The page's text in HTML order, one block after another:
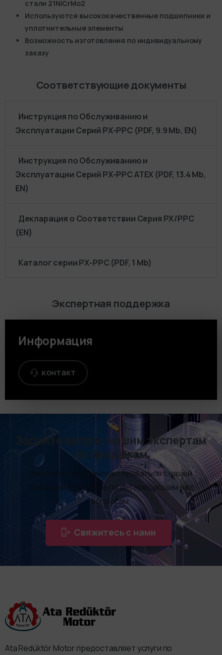
стали 21NiCrMo2
Используются высококачественные подшипники и
уплотнительные элементы
Возможность изготовления по индивидуальному
заказу
Экспертная поддержка
Информация
контакт
Соответствующие документы
Инструкция по Обслуживанию и
Эксплуатации Серий PX-PPC (PDF, 9.9 Mb, EN)
Инструкция по Обслуживанию и
Эксплуатации Серий PX-PPC ATEX (PDF, 13.4 Mb,
EN)
Декларация о Соответствии Серия PX/PPC
(EN)
Каталог серии PX-PPC (PDF, 1 Mb)
Задайте вопрос нашим экспертам
по продажам
Вы можете проконсультироваться с нашей
командой экспертов по интересующим вас
вопросам.
Свяжитесь с нами
Ata Redüktör Motor предоставляет услуги по